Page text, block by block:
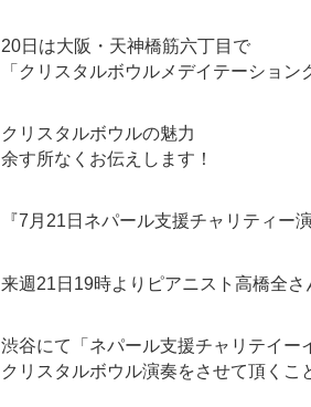
20日は大阪・天神橋筋六丁目で
「クリスタルボウルメデイテーション
クリスタルボウルの魅力
余す所なくお伝えします！
『7月21日ネパール支援チャリティー
来週21日19時よりピアニスト高橋全さ
渋谷にて「ネパール支援チャリテイー
クリスタルボウル演奏をさせて頂くこ